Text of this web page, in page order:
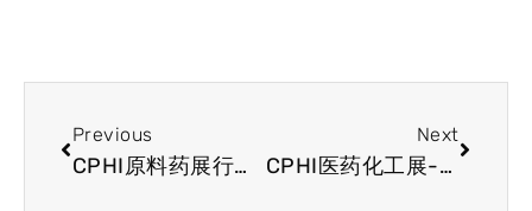
Previous
CPHI原料药展行业资讯-首例受实验室培养血细胞治疗的患者
Next
CPHI医药化工展-新型给药方法证明免疫疗法有效